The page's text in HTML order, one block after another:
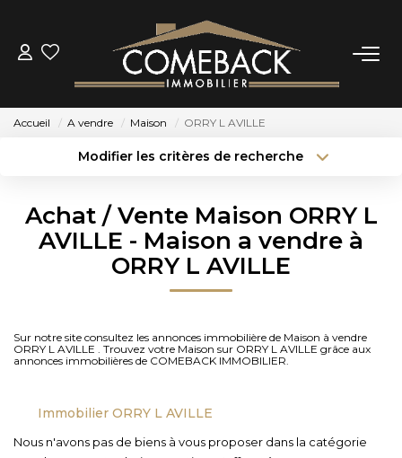
ACHETER
NOTRE AGENCE
CONTACT
Accueil A vendre Maison ORRY L AVILLE
Modifier les critères de recherche
Sélectionnez...
Type de bien
Plus de critères
Achat / Vente Maison ORRY L
AVILLE - Maison a vendre à
ORRY L AVILLE
Sur notre site consultez les annonces immobilière de Maison à vendre
ORRY L AVILLE . Trouvez votre Maison sur ORRY L AVILLE grâce aux
annonces immobilières de COMEBACK IMMOBILIER.
Immobilier ORRY L AVILLE
Nous n'avons pas de biens à vous proposer dans la catégorie